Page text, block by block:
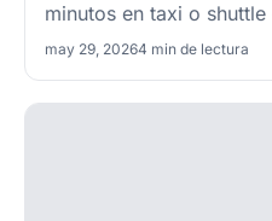
minutos en taxi o
may 29, 20264 min de lectura